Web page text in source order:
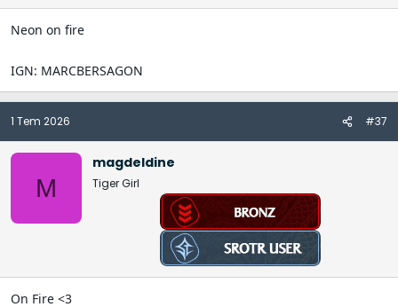
Neon on fire
IGN: MARCBERSAGON
1 Tem 2026 #37
M
magdeldine
Tiger Girl
On Fire <3